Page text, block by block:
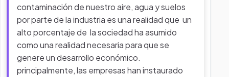
contaminación de nuestro aire, agua y suelos
por parte de la industria es una realidad que un
alto porcentaje de la sociedad ha asumido
como una realidad necesaria para que se
genere un desarrollo económico.
principalmente, las empresas han instaurado